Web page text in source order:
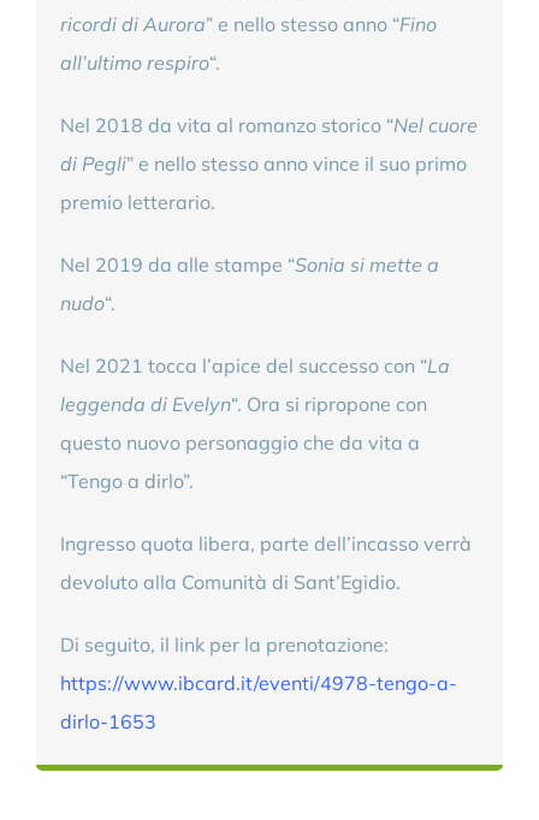
ricordi di Aurora” e nello stesso anno “Fino
all’ultimo respiro“.
Nel 2018 da vita al romanzo storico “Nel cuore
di Pegli” e nello stesso anno vince il suo primo
premio letterario.
Nel 2019 da alle stampe “Sonia si mette a
nudo“.
Nel 2021 tocca l’apice del successo con “La
leggenda di Evelyn“. Ora si ripropone con
questo nuovo personaggio che da vita a
“Tengo a dirlo”.
Ingresso quota libera, parte dell’incasso verrà
devoluto alla Comunità di Sant’Egidio.
Di seguito, il link per la prenotazione:
https://www.ibcard.it/eventi/4978-tengo-a-
dirlo-1653